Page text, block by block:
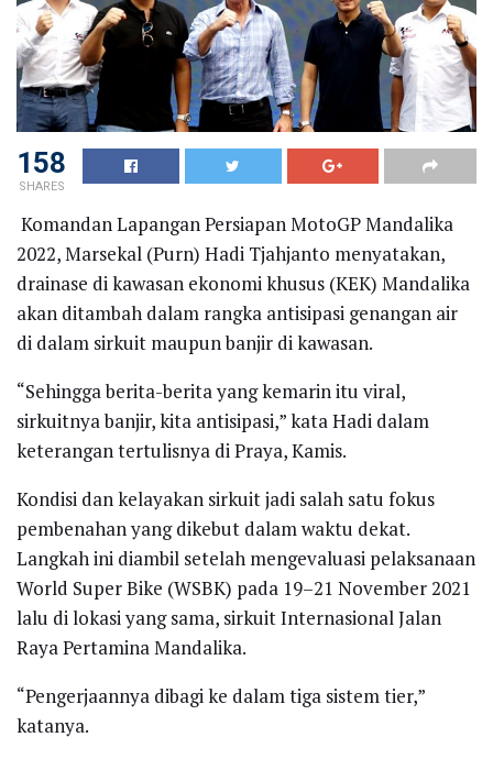
158
SHARES
Komandan Lapangan Persiapan MotoGP Mandalika
2022, Marsekal (Purn) Hadi Tjahjanto menyatakan,
drainase di kawasan ekonomi khusus (KEK) Mandalika
akan ditambah dalam rangka antisipasi genangan air
di dalam sirkuit maupun banjir di kawasan.
“Sehingga berita-berita yang kemarin itu viral,
sirkuitnya banjir, kita antisipasi,” kata Hadi dalam
keterangan tertulisnya di Praya, Kamis.
Kondisi dan kelayakan sirkuit jadi salah satu fokus
pembenahan yang dikebut dalam waktu dekat.
Langkah ini diambil setelah mengevaluasi pelaksanaan
World Super Bike (WSBK) pada 19–21 November 2021
lalu di lokasi yang sama, sirkuit Internasional Jalan
Raya Pertamina Mandalika.
“Pengerjaannya dibagi ke dalam tiga sistem tier,”
katanya.